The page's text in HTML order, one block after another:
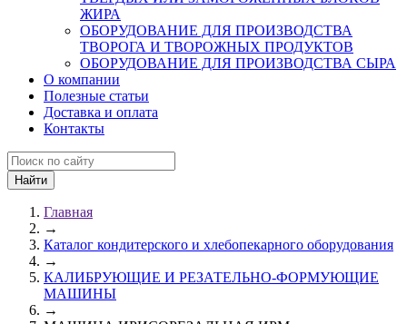
ЖИРА
ОБОРУДОВАНИЕ ДЛЯ ПРОИЗВОДСТВА
ТВОРОГА И ТВОРОЖНЫХ ПРОДУКТОВ
ОБОРУДОВАНИЕ ДЛЯ ПРОИЗВОДСТВА СЫРА
О компании
Полезные статьи
Доставка и оплата
Контакты
Главная
→
Каталог кондитерского и хлебопекарного оборудования
→
КАЛИБРУЮЩИЕ И РЕЗАТЕЛЬНО-ФОРМУЮЩИЕ
МАШИНЫ
→